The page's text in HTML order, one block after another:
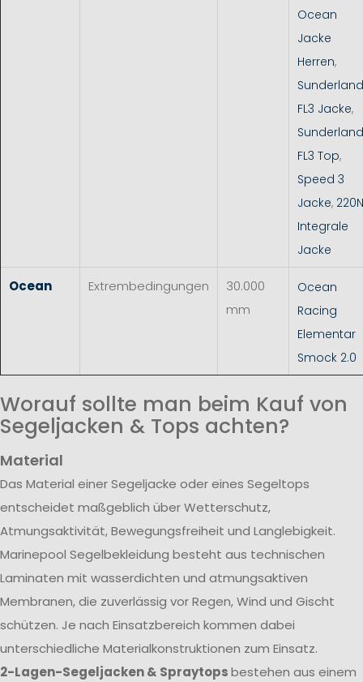
Ocean
Jacke
Herren,
Sunderland
FL3 Jacke,
Sunderland
FL3 Top,
Speed 3
Jacke, 220N
Integrale
Jacke
Ocean Extrembedingungen
30.000
mm
Ocean
Racing
Elementar
Smock 2.0
Worauf sollte man beim Kauf von
Segeljacken & Tops achten?
Material
Das Material einer Segeljacke oder eines Segeltops
entscheidet maßgeblich über Wetterschutz,
Atmungsaktivität, Bewegungsfreiheit und Langlebigkeit.
Marinepool Segelbekleidung besteht aus technischen
Laminaten mit wasserdichten und atmungsaktiven
Membranen, die zuverlässig vor Regen, Wind und Gischt
schützen. Je nach Einsatzbereich kommen dabei
unterschiedliche Materialkonstruktionen zum Einsatz.
2-Lagen-Segeljacken & Spraytopsbestehen aus einem